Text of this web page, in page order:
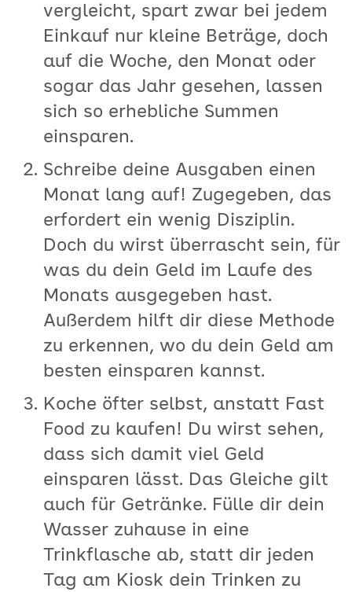
vergleicht, spart zwar bei jedem
Einkauf nur kleine Beträge, doch
auf die Woche, den Monat oder
sogar das Jahr gesehen, lassen
sich so erhebliche Summen
einsparen.
Schreibe deine Ausgaben einen
Monat lang auf! Zugegeben, das
erfordert ein wenig Disziplin.
Doch du wirst überrascht sein, für
was du dein Geld im Laufe des
Monats ausgegeben hast.
Außerdem hilft dir diese Methode
zu erkennen, wo du dein Geld am
besten einsparen kannst.
Koche öfter selbst, anstatt Fast
Food zu kaufen! Du wirst sehen,
dass sich damit viel Geld
einsparen lässt. Das Gleiche gilt
auch für Getränke. Fülle dir dein
Wasser zuhause in eine
Trinkflasche ab, statt dir jeden
Tag am Kiosk dein Trinken zu